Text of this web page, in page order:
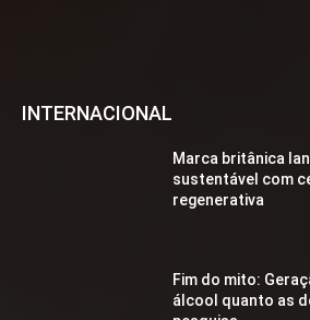
INTERNACIONAL
Marca britânica
sustentável com
regenerativa
Fim do mito:
álcool quanto as